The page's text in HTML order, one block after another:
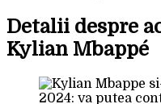
Detalii despre
Kylian Mbappé